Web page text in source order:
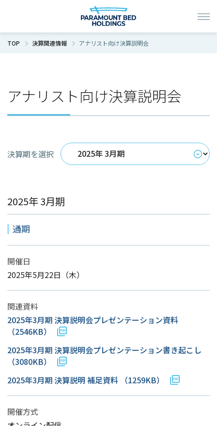
TOP 決算関連情報 アナリスト向け決算説明会
アナリスト向け決算説明会
決算期を選択
2025年 3月期
通期
開催日
2025年5月22日（木）
関連資料
2025年3月期 決算説明会プレゼンテーション資料
（2546KB）
2025年3月期 決算説明会プレゼンテーション書き起こし
（3080KB）
2025年3月期 決算説明 補足資料
（1259KB）
開催方式